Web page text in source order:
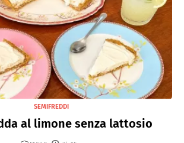
SEMIFREDDI
al limone senza lattosio